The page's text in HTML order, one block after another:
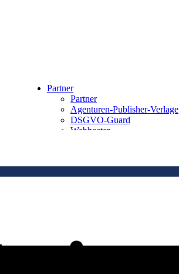
Partner
Partner
Agenturen-Publisher-Verlage
DSGVO-Guard
Webhoster